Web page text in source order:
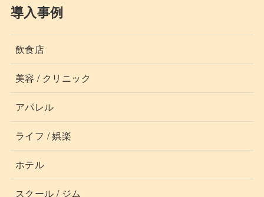
導入事例
飲食店
美容 / クリニック
アパレル
ライフ / 娯楽
ホテル
スクール / ジム